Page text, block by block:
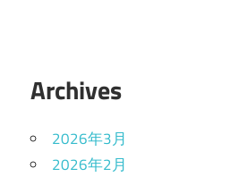
Archives
2026年3月
2026年2月